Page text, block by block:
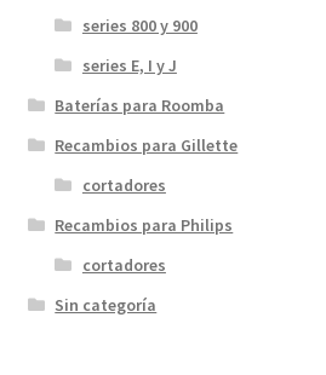
series 800 y 900
series E, I y J
Baterías para Roomba
Recambios para Gillette
cortadores
Recambios para Philips
cortadores
Sin categoría